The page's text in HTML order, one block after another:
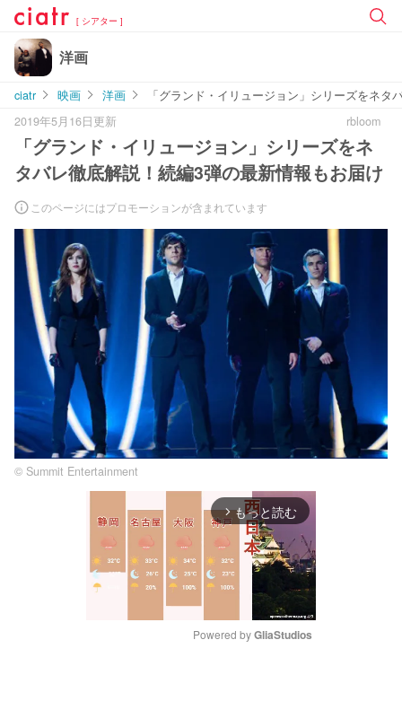
[ シアター ]
洋画
ciatr 映画 洋画
「グランド・イリュージョン」シリーズをネ
2019年5月16日更新
rbloom
「グランド・イリュージョン」シリーズをネ
タバレ徹底解説！続編3弾の最新情報もお届け
このページにはプロモーションが含まれています
© Summit Entertainment
arrow_forward_ios もっと読む
Powered by GliaStudios